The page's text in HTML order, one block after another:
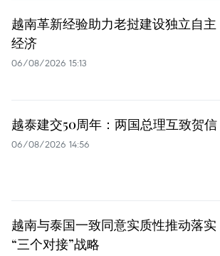
越南革新经验助力老挝建设独立自主
经济
06/08/2026 15:13
越泰建交50周年：两国总理互致贺信
06/08/2026 14:56
越南与泰国一致同意实质性推动落实
“三个对接”战略